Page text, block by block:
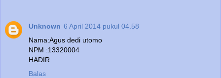
Unknown 6 April 2014 pukul 04.58
Nama:Agus dedi utomo
NPM :13320004
HADIR
Balas